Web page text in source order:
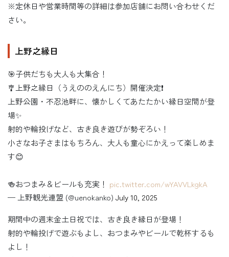
※定休日や営業時間等の詳細は参加店舗にお問い合わせくだ
さい。
上野之縁日
🎯子供だちも大人も大集合！
🎐上野之縁日（うえののえんにち）開催決定❗️
上野公園・不忍池畔に、懐かしくてあたたかい縁日空間が登
場✨
射的や輪投げなど、古き良き遊びが勢ぞろい！
小さなお子さまはもちろん、大人も童心にかえって楽しめま
す😊
🍻おつまみ＆ビールも充実！ pic.twitter.com/wYAVVLkgkA
— 上野観光連盟 (@uenokanko) July 10, 2025
期間中の週末金土日祝では、古き良き縁日が登場！
射的や輪投げで遊ぶもよし、おつまみやビールで乾杯するも
よし！